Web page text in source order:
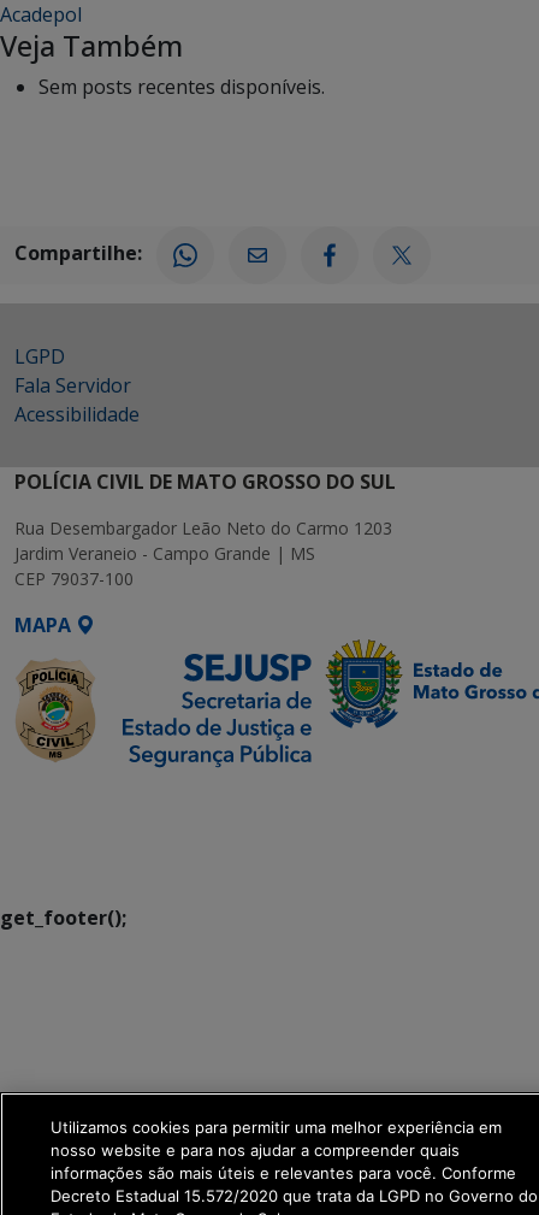
Acadepol
Veja Também
Sem posts recentes disponíveis.
Compartilhe:
LGPD
Fala Servidor
Acessibilidade
POLÍCIA CIVIL DE MATO GROSSO DO SUL
Rua Desembargador Leão Neto do Carmo 1203
Jardim Veraneio - Campo Grande | MS
CEP 79037-100
MAPA
get_footer();
Utilizamos cookies para permitir uma melhor experiência em
nosso website e para nos ajudar a compreender quais
informações são mais úteis e relevantes para você. Conforme
Decreto Estadual 15.572/2020 que trata da LGPD no Governo do